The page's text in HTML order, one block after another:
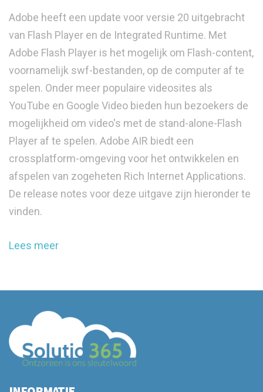
Adobe heeft een update voor versie 20 uitgebracht
van Flash Player en de Integrated Runtime. Met
Adobe Flash Player is het mogelijk om Flash-content,
voornamelijk swf-bestanden, op de computer af te
spelen. Onder meer populaire videosites als
YouTube en Google Video bieden hun bezoekers de
mogelijkheid om video's met de stand-alone-Flash
Player af te spelen. Adobe AIR biedt een
crossplatform-omgeving voor het ontwikkelen en
afspelen van zogeheten Rich Internet Applications.
De release notes voor deze uitgave zijn hieronder te
vinden.
Lees meer